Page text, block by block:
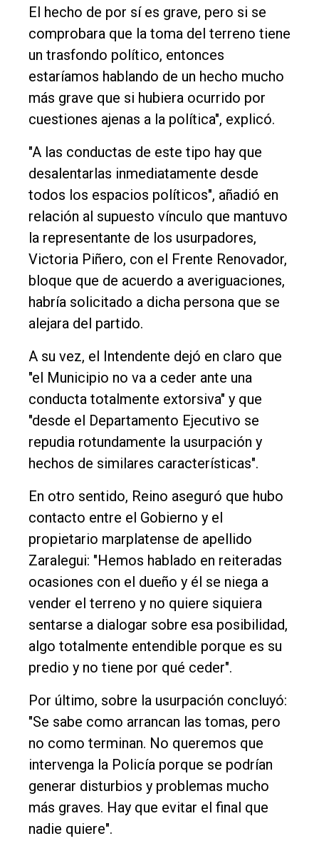
Rural
Deportes
Fúnebres
Edición
Empresa
Nosotros
Contacto
El hecho de por sí es grave, pero si se
comprobara que la toma del terreno tiene
un trasfondo político, entonces
estaríamos hablando de un hecho mucho
más grave que si hubiera ocurrido por
cuestiones ajenas a la política", explicó.
"A las conductas de este tipo hay que
desalentarlas inmediatamente desde
todos los espacios políticos", añadió en
relación al supuesto vínculo que mantuvo
la representante de los usurpadores,
Victoria Piñero, con el Frente Renovador,
bloque que de acuerdo a averiguaciones,
habría solicitado a dicha persona que se
alejara del partido.
A su vez, el Intendente dejó en claro que
"el Municipio no va a ceder ante una
conducta totalmente extorsiva" y que
"desde el Departamento Ejecutivo se
repudia rotundamente la usurpación y
hechos de similares características".
En otro sentido, Reino aseguró que hubo
contacto entre el Gobierno y el
propietario marplatense de apellido
Zaralegui: "Hemos hablado en reiteradas
ocasiones con el dueño y él se niega a
vender el terreno y no quiere siquiera
sentarse a dialogar sobre esa posibilidad,
algo totalmente entendible porque es su
predio y no tiene por qué ceder".
Por último, sobre la usurpación concluyó:
"Se sabe como arrancan las tomas, pero
no como terminan. No queremos que
intervenga la Policía porque se podrían
generar disturbios y problemas mucho
más graves. Hay que evitar el final que
nadie quiere".